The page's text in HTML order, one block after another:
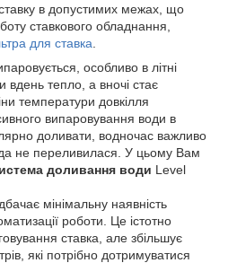
в допустимих межах, що
ставкового обладнання,
для ставка
особливо в літні
вдень тепло, а вночі стає
температури довкілля
випаровування води в
доливати, водночас важливо
не переливилася. У цьому Вам
доливання води Level
мінімальну наявність
роботи. Це істотно
ставка, але збільшує
які потрібно дотримуватися